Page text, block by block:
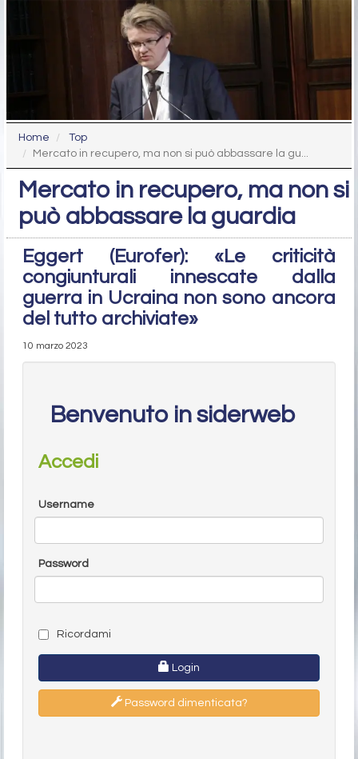
Home
Top
Mercato in recupero, ma non si può abbassare la gu...
Mercato in recupero, ma non si
può abbassare la guardia
Eggert (Eurofer): «Le criticità
congiunturali innescate dalla
guerra in Ucraina non sono ancora
del tutto archiviate»
10 marzo 2023
Benvenuto in siderweb
Accedi
Username
Password
Ricordami
Login
Password dimenticata?